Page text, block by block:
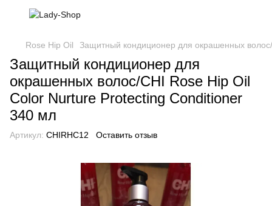
Rose Hip Oil Защитный кондиционер для окрашенных
Защитный кондиционер для
окрашенных волос/CHI Rose Hip Oil
Color Nurture Protecting Conditioner
340 мл
Артикул: CHIRHC12 Оставить отзыв